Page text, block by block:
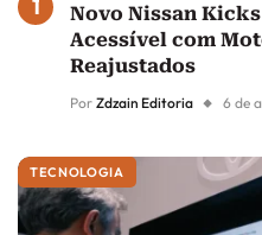
Novo Nissan Kicks
Acessível com
Reajustados
Por Zdzain Editoria 6 de
TECNOLOGIA